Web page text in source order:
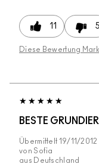
11 5
Diese Bewertung
BESTE
Übermittelt 19/11/2012
von Sofia
aus
Deutschland